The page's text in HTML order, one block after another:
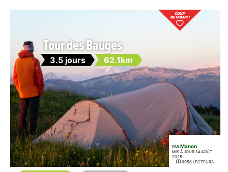
Tour des Bauges
3.5 jours 62.1km
PAR Manon
MIS À JOUR 14 AOÛT
2025
6958 LECTEURS